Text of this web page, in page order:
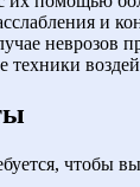
и
неврозов
техники
чтобы